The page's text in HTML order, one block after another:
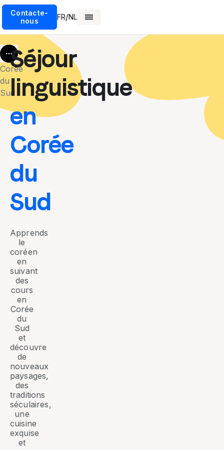
Contacte-
nous
FR/NL
More
Corée
du
Sud
Séjour
linguistique
en
Corée
du
Sud
Apprends
le
coréen
en
suivant
des
cours
en
Corée
du
Sud
et
découvre
de
nouveaux
paysages,
des
traditions
séculaires,
une
cuisine
exquise
et